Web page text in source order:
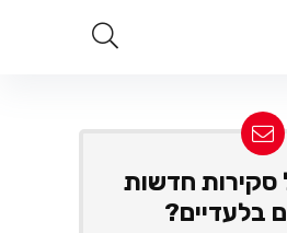
סקירות חדשות
בלעדיים?